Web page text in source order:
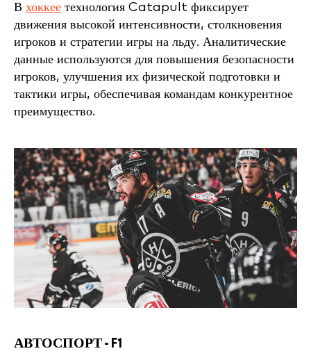
В хоккее технология Catapult фиксирует
движения высокой интенсивности, столкновения
игроков и стратегии игры на льду. Аналитические
данные используются для повышения безопасности
игроков, улучшения их физической подготовки и
тактики игры, обеспечивая командам конкурентное
преимущество.
АВТОСПОРТ - F1